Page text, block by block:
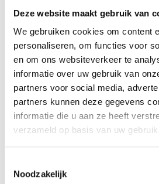
Deze website maakt gebruik van
We gebruiken cookies om content
personaliseren, om functies voor
en om ons websiteverkeer te
informatie over uw gebruik van
partners voor social media,
partners kunnen deze gegevens
informatie die u aan ze heeft
verzameld op basis van uw
Noodzakelijk
zoals A4 of XL. Hou dus rekening
kiezen van het formaat.
Met deze kennis kun je
nemen over hoe je je digitale
tastbaar boek dat je met trots kunt
vrienden.